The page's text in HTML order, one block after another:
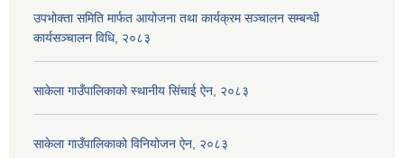
उपभोक्ता समिति मार्फत आयोजना तथा कार्यक्रम सञ्चालन सम्बन्धी
कार्यसञ्चालन विधि, २०८३
साकेला गाउँपालिकाको स्थानीय सिंचाई ऐन, २०८३
साकेला गाउँपालिकाको विनियोजन ऐन, २०८३